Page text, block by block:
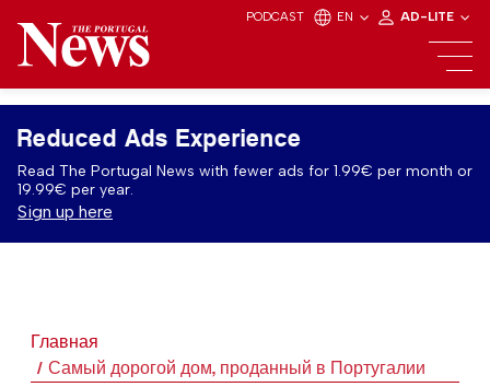
PODCAST EN AD-LITE
Reduced Ads Experience
Read The Portugal News with fewer ads for 1.99€ per month or
19.99€ per year.
Sign up here
Главная
Самый дорогой дом, проданный в Португалии